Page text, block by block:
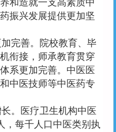
和造就一支高素质中
振兴发展提供更加坚
完善。院校教育、毕
衔接，师承教育贯穿
系更加完善。中医医
中医技师等中医药专
。医疗卫生机构中医
，每千人口中医类别执